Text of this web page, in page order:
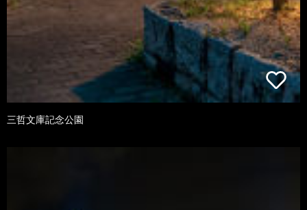
三哲文庫記念公園